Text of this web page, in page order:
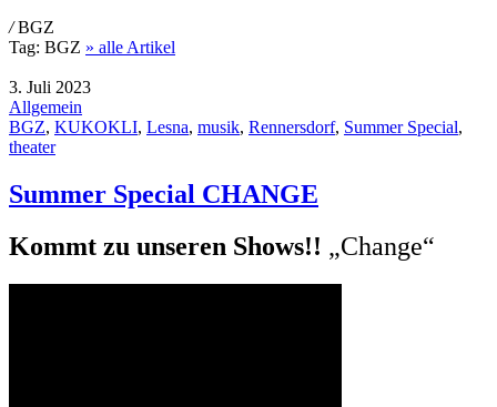
/ BGZ
Tag: BGZ » alle Artikel
3. Juli 2023
Allgemein
BGZ, KUKOKLI, Lesna, musik, Rennersdorf, Summer Special,
theater
Summer Special CHANGE
Kommt zu unseren Shows!! „Change“